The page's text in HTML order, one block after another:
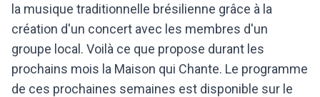
la musique traditionnelle brésilienne grâce à la
création d'un concert avec les membres d'un
groupe local. Voilà ce que propose durant les
prochains mois la Maison qui Chante. Le programme
de ces prochaines semaines est disponible sur le